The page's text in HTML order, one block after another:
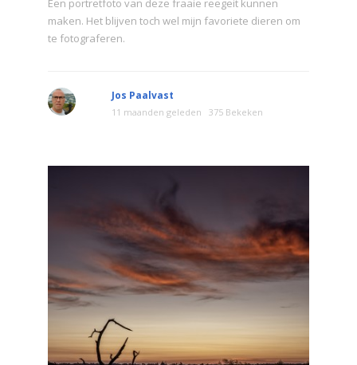
Een portretfoto van deze fraaie reegeit kunnen
maken. Het blijven toch wel mijn favoriete dieren om
te fotograferen.
Jos Paalvast
11 maanden geleden 375 Bekeken